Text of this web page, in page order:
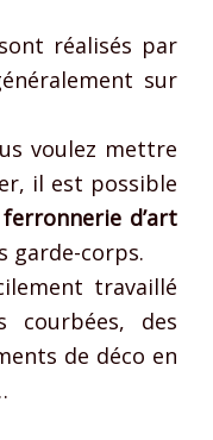
réalisés par
sur
voulez mettre
il est possible
d’art
garde-corps.
travaillé
courbées, des
de déco en